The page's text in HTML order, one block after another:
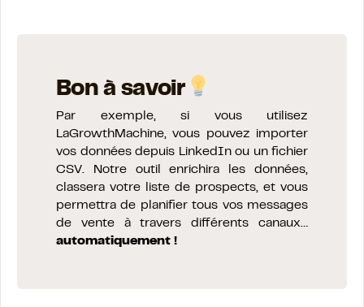
Bon à savoir
Par exemple, si vous utilisez
LaGrowthMachine, vous pouvez importer
vos données depuis LinkedIn ou un fichier
CSV. Notre outil enrichira les données,
classera votre liste de prospects, et vous
permettra de planifier tous vos messages
de vente à travers différents canaux…
automatiquement !